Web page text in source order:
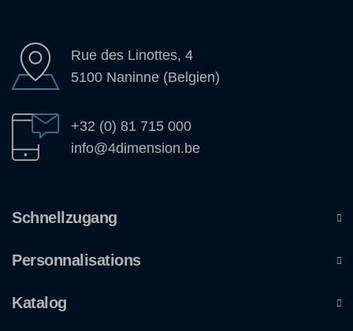
Rue des Linottes, 4
5100 Naninne (Belgien)
+32 (0) 81 715 000
info@4dimension.be
Schnellzugang
Personnalisations
Katalog